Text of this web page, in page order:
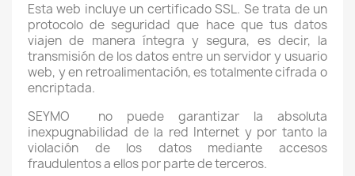
Esta web incluye un certificado SSL. Se trata de un
protocolo de seguridad que hace que tus datos
viajen de manera íntegra y segura, es decir, la
transmisión de los datos entre un servidor y usuario
web, y en retroalimentación, es totalmente cifrada o
encriptada.
SEYMO
no puede garantizar la absoluta
inexpugnabilidad de la red Internet y por tanto la
violación de los datos mediante accesos
fraudulentos a ellos por parte de terceros.